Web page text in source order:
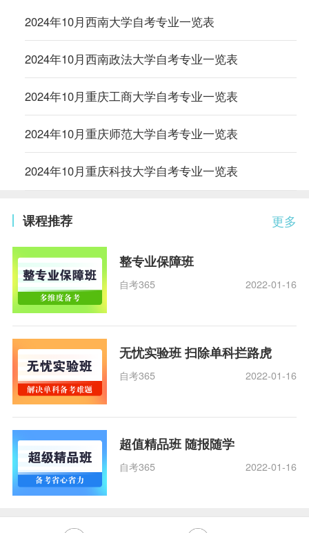
2024年10月西南大学自考专业一览表
2024年10月西南政法大学自考专业一览表
2024年10月重庆工商大学自考专业一览表
2024年10月重庆师范大学自考专业一览表
2024年10月重庆科技大学自考专业一览表
更多
课程推荐
整专业保障班
自考365 2022-01-16
无忧实验班 扫除单科拦路虎
自考365 2022-01-16
超值精品班 随报随学
自考365 2022-01-16